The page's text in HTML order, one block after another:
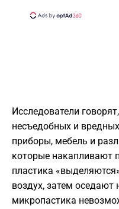
Исследователи
несъедобных и
приборы, мебель и
которые накапливают
пластика
воздух, затем оседают
микропастика